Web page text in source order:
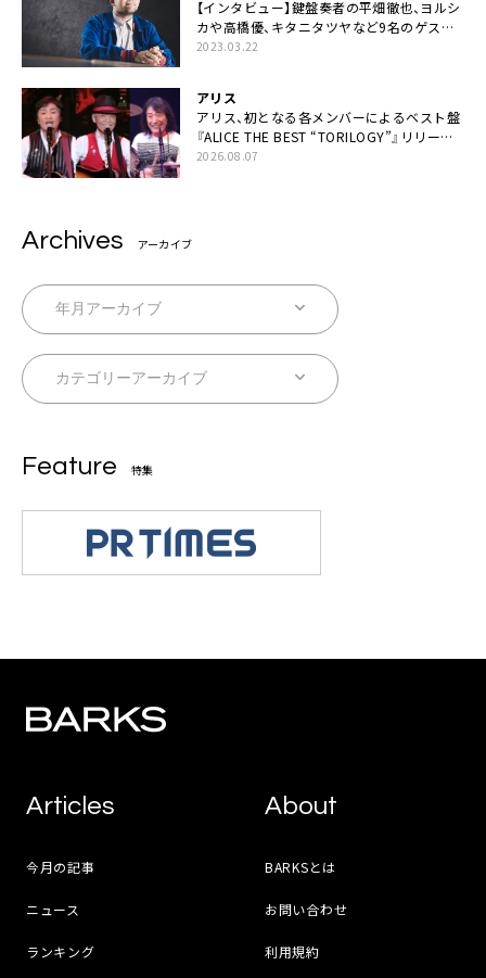
【インタビュー】鍵盤奏者の平畑徹也、ヨルシ
カや高橋優、キタニタツヤなど9名のゲスト
を迎えた初アルバムに音楽人生の総括「自分
2023.03.22
アリス
アリス、初となる各メンバーによるベスト盤
『ALICE THE BEST “TORILOGY”』リリース
決定
2026.08.07
Archives アーカイブ
Feature 特集
Articles
今月の記事
ニュース
ランキング
About
BARKSとは
お問い合わせ
利用規約